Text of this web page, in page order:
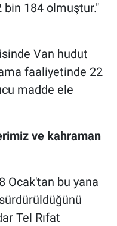
bin 184 olmuştur."
Van hudut
faaliyetinde 22
madde ele
ve kahraman
Ocak'tan bu yana
Tel Rıfat